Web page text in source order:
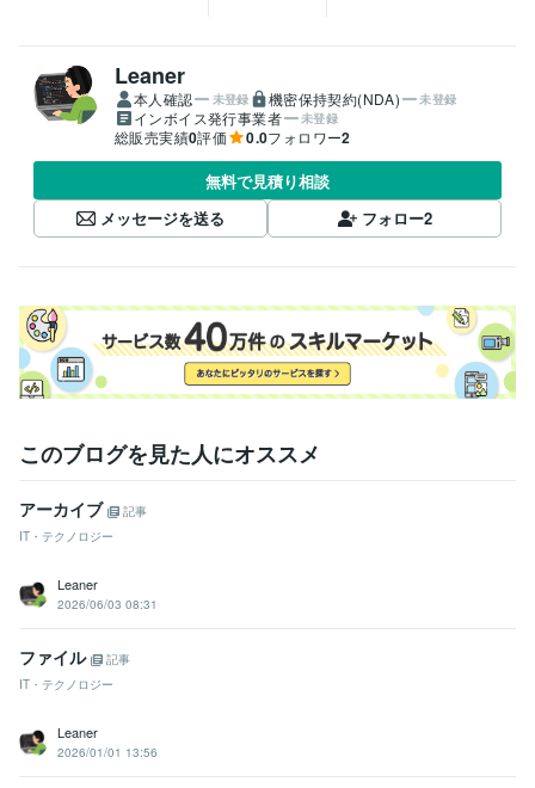
Leaner
本人確認 未登録 機密保持契約(NDA) 未登録
インボイス発行事業者 未登録
総販売実績0評価 0.0フォロワー2
無料で見積り相談
メッセージを送る
フォロー2
このブログを見た人にオススメ
アーカイブ
記事
IT・テクノロジー
Leaner
2026/06/03 08:31
ファイル
記事
IT・テクノロジー
Leaner
2026/01/01 13:56